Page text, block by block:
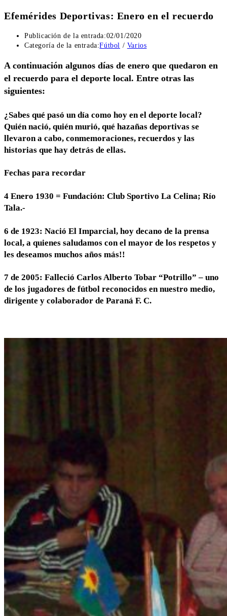
Efemérides Deportivas: Enero en el recuerdo
Publicación de la entrada:02/01/2020
Categoría de la entrada:Fútbol / Varios
A continuación algunos días de enero que quedaron en
el recuerdo para el deporte local. Entre otras las
siguientes:
¿Sabes qué pasó un día como hoy en el deporte local?
Quién nació, quién murió, qué hazañas deportivas se
llevaron a cabo, conmemoraciones, recuerdos y las
historias que hay detrás de ellas.
Fechas para recordar
4 Enero 1930 = Fundación: Club Sportivo La Celina; Río
Tala.-
6 de 1923: Nació El Imparcial, hoy decano de la prensa
local, a quienes saludamos con el mayor de los respetos y
les deseamos muchos años más!!
7 de 2005: Falleció Carlos Alberto Tobar “Potrillo” – uno
de los jugadores de fútbol reconocidos en nuestro medio,
dirigente y colaborador de Paraná F. C.